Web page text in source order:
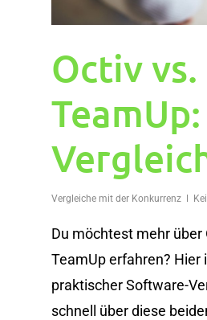
Octiv vs.
Vergleiche mit der Konkurrenz
Du möchtest mehr über
TeamUp erfahren? Hier
praktischer Software-
schnell über diese